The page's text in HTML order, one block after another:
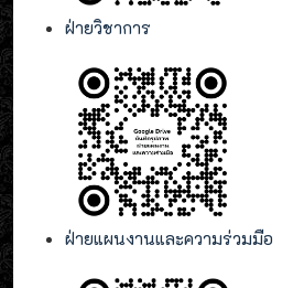
ฝ่ายวิชาการ
ฝ่ายแผนงานและความร่วมมือ